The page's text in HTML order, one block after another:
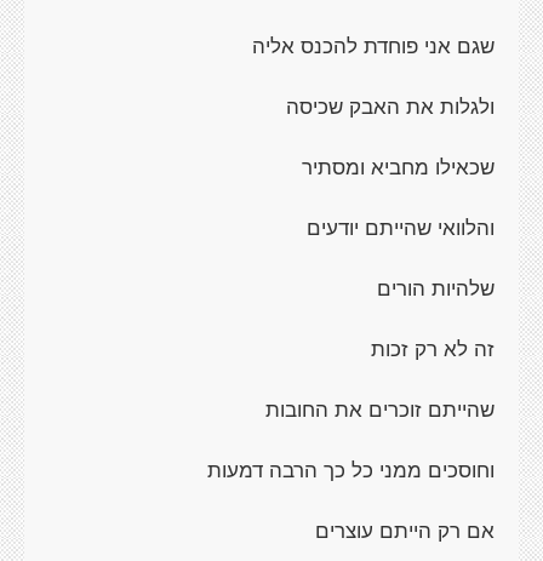
שגם אני פוחדת להכנס אליה
ולגלות את האבק שכיסה
שכאילו מחביא ומסתיר
והלוואי שהייתם יודעים
שלהיות הורים
זה לא רק זכות
שהייתם זוכרים את החובות
וחוסכים ממני כל כך הרבה דמעות
אם רק הייתם עוצרים